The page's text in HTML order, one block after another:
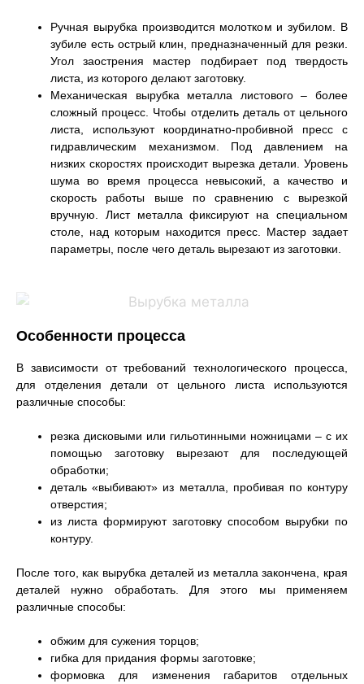
Ручная вырубка производится молотком и зубилом. В
зубиле есть острый клин, предназначенный для резки.
Угол заострения мастер подбирает под твердость
листа, из которого делают заготовку.
Механическая вырубка металла листового – более
сложный процесс. Чтобы отделить деталь от цельного
листа, используют координатно-пробивной пресс с
гидравлическим механизмом. Под давлением на
низких скоростях происходит вырезка детали. Уровень
шума во время процесса невысокий, а качество и
скорость работы выше по сравнению с вырезкой
вручную. Лист металла фиксируют на специальном
столе, над которым находится пресс. Мастер задает
параметры, после чего деталь вырезают из заготовки.
Особенности процесса
В зависимости от требований технологического процесса,
для отделения детали от цельного листа используются
различные способы:
резка дисковыми или гильотинными ножницами – с их
помощью заготовку вырезают для последующей
обработки;
деталь «выбивают» из металла, пробивая по контуру
отверстия;
из листа формируют заготовку способом вырубки по
контуру.
После того, как вырубка деталей из металла закончена, края
деталей нужно обработать. Для этого мы применяем
различные способы:
обжим для сужения торцов;
гибка для придания формы заготовке;
формовка для изменения габаритов отдельных